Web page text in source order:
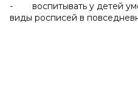
- воспитывать у детей
виды росписей в